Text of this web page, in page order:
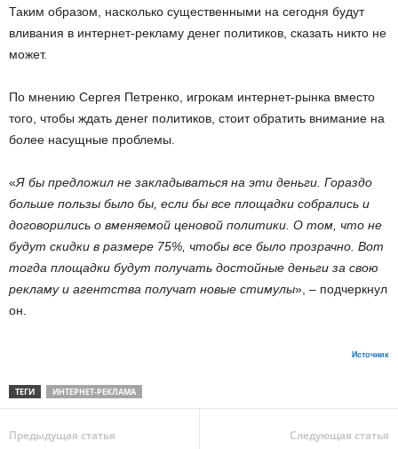
Таким образом, насколько существенными на сегодня будут
вливания в интернет-рекламу денег политиков, сказать никто не
может.
По мнению Сергея Петренко, игрокам интернет-рынка вместо
того, чтобы ждать денег политиков, стоит обратить внимание на
более насущные проблемы.
«Я бы предложил не закладываться на эти деньги. Гораздо
больше пользы было бы, если бы все площадки собрались и
договорились о вменяемой ценовой политики. О том, что не
будут скидки в размере 75%, чтобы все было прозрачно. Вот
тогда площадки будут получать достойные деньги за свою
рекламу и агентства получат новые стимулы», – подчеркнул
он.
Источник
ТЕГИ ИНТЕРНЕТ-РЕКЛАМА
Предыдущая статья Следующая статья